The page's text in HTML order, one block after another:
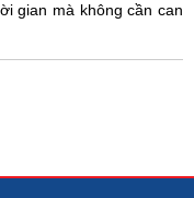
gian mà không cần can